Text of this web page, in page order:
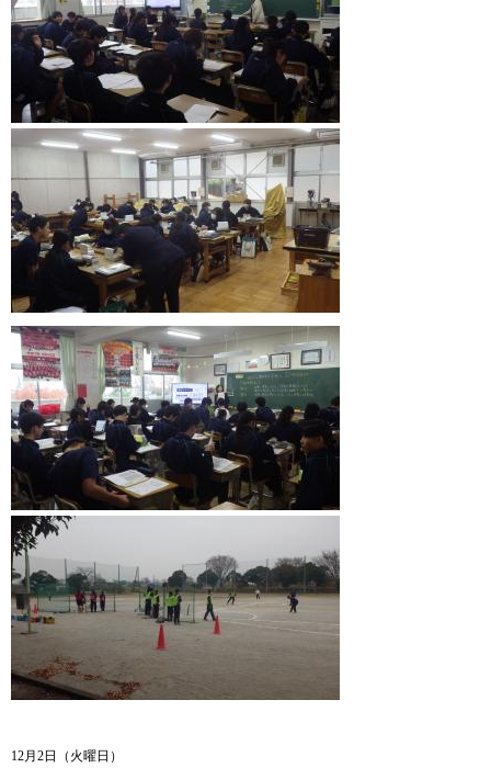
12月2日（火曜日）